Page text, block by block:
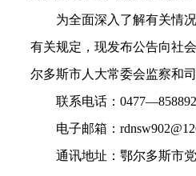
为全面深入了解有关情
有关规定，现发布公告向社
尔多斯市人大常委会监察和
联系电话：
电子邮箱：
通讯地址：鄂尔多斯市